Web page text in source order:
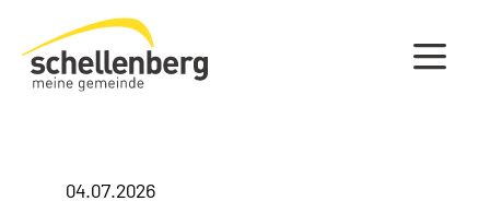
Gemeinde Schellenberg Startseite
04.07.2026